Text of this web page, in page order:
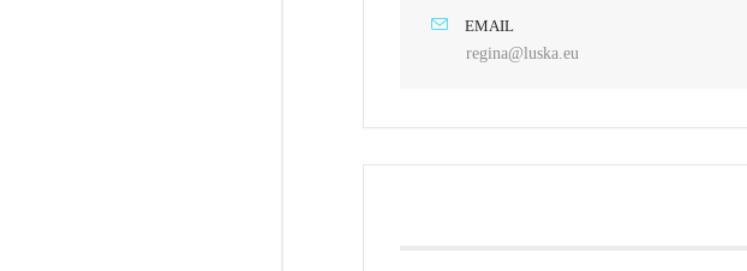
EMAIL
regina@luska.eu